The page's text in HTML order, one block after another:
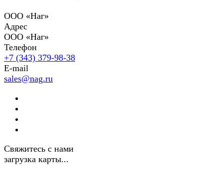
ООО «Наг»
Адрес
ООО «Наг»
Телефон
+7 (343) 379-98-38
E-mail
sales@nag.ru
Свяжитесь с нами
загрузка карты...